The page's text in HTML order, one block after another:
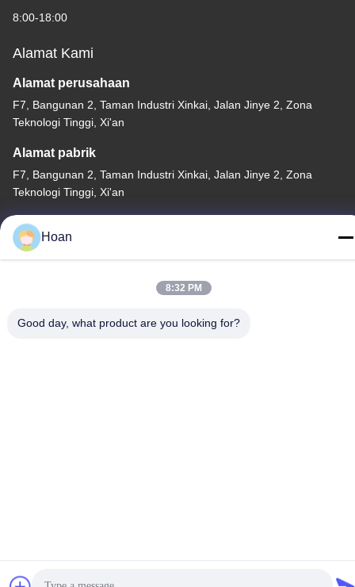
8:00-18:00
Alamat Kami
Alamat perusahaan
F7, Bangunan 2, Taman Industri Xinkai, Jalan Jinye 2, Zona
Teknologi Tinggi, Xi'an
Alamat pabrik
F7, Bangunan 2, Taman Industri Xinkai, Jalan Jinye 2, Zona
Teknologi Tinggi, Xi'an
Telp
86--18740357801
Hoan
8:32 PM
Good day, what product are you looking for?